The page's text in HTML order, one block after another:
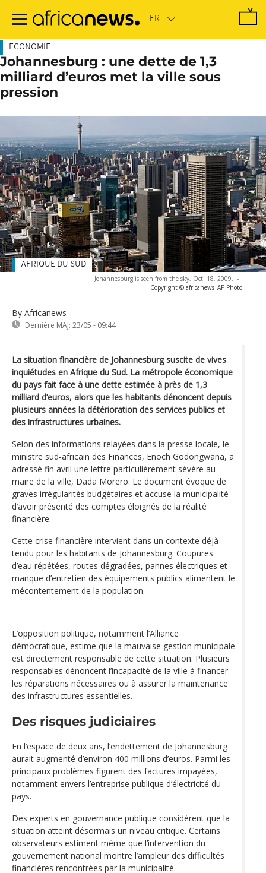
contenu
ECONOMIE
Johannesburg : une dette de 1,3
milliard d’euros met la ville sous
pression
Johannesburg is seen from the sky, Oct. 18, 2009. -
Copyright © africanews AP Photo
By Africanews
Dernière MAJ: 23/05 - 09:44
AFRIQUE DU SUD
La situation financière de Johannesburg suscite de vives
inquiétudes en Afrique du Sud. La métropole économique
du pays fait face à une dette estimée à près de 1,3
milliard d’euros, alors que les habitants dénoncent depuis
plusieurs années la détérioration des services publics et
des infrastructures urbaines.
Selon des informations relayées dans la presse locale, le
ministre sud-africain des Finances, Enoch Godongwana, a
adressé fin avril une lettre particulièrement sévère au
maire de la ville, Dada Morero. Le document évoque de
graves irrégularités budgétaires et accuse la municipalité
d’avoir présenté des comptes éloignés de la réalité
financière.
Cette crise financière intervient dans un contexte déjà
tendu pour les habitants de Johannesburg. Coupures
d’eau répétées, routes dégradées, pannes électriques et
manque d’entretien des équipements publics alimentent le
mécontentement de la population.
L’opposition politique, notamment l’Alliance
démocratique, estime que la mauvaise gestion municipale
est directement responsable de cette situation. Plusieurs
responsables dénoncent l’incapacité de la ville à financer
les réparations nécessaires ou à assurer la maintenance
des infrastructures essentielles.
Des risques judiciaires
En l’espace de deux ans, l’endettement de Johannesburg
aurait augmenté d’environ 400 millions d’euros. Parmi les
principaux problèmes figurent des factures impayées,
notamment envers l’entreprise publique d’électricité du
pays.
Des experts en gouvernance publique considèrent que la
situation atteint désormais un niveau critique. Certains
observateurs estiment même que l’intervention du
gouvernement national montre l’ampleur des difficultés
financières rencontrées par la municipalité.